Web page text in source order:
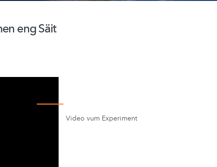
eng Säit
Video vum Experiment